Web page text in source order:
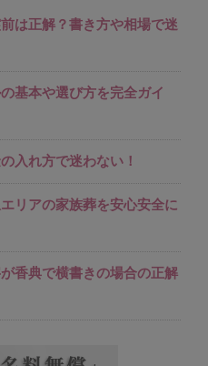
は正解？書き方や相場で迷
基本や選び方を完全ガイ
入れ方で迷わない！
リアの家族葬を安心安全に
香典で横書きの場合の正解